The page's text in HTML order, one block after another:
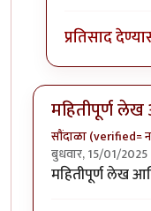
प्रतिसाद
महितीपूर्ण लेख
सौंदाळा (verified=
बुधवार, 15/01/2025
महितीपूर्ण लेख